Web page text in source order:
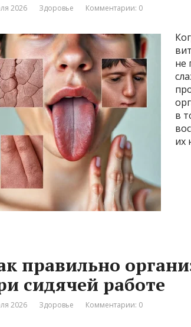
2026 Здоровье Комментарии: 0
не
в
их
правильно
сидячей работе
2026 Здоровье Комментарии: 0